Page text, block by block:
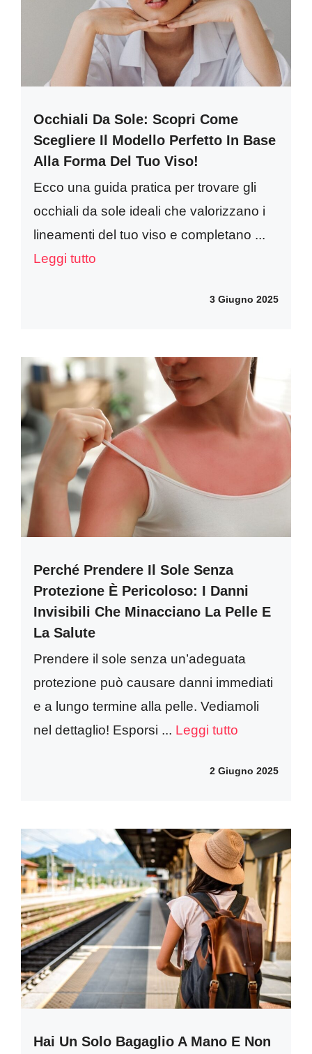
Occhiali Da Sole: Scopri Come
Scegliere Il Modello Perfetto In Base
Alla Forma Del Tuo Viso!
Ecco una guida pratica per trovare gli
occhiali da sole ideali che valorizzano i
lineamenti del tuo viso e completano ...
Leggi tutto
3 Giugno 2025
Perché Prendere Il Sole Senza
Protezione È Pericoloso: I Danni
Invisibili Che Minacciano La Pelle E
La Salute
Prendere il sole senza un’adeguata
protezione può causare danni immediati
e a lungo termine alla pelle. Vediamoli
nel dettaglio! Esporsi ... Leggi tutto
2 Giugno 2025
Hai Un Solo Bagaglio A Mano E Non